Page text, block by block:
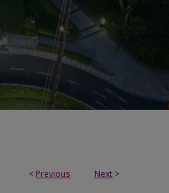
< Previous Next >